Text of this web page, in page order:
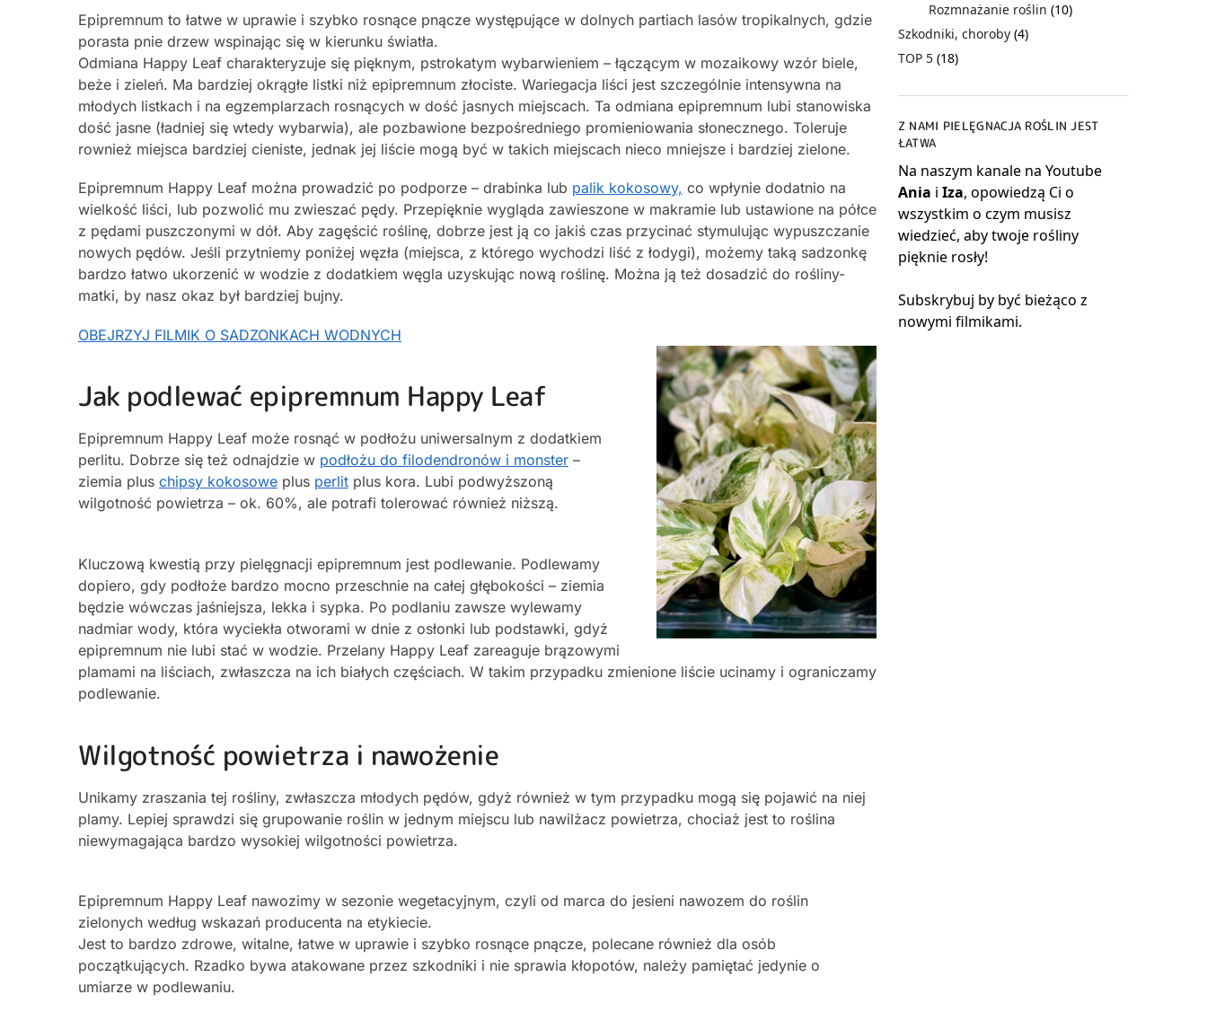
Epipremnum to łatwe w uprawie i szybko rosnące pnącze występujące w dolnych partiach lasów tropikalnych, gdzie
porasta pnie drzew wspinając się w kierunku światła.
Odmiana Happy Leaf charakteryzuje się pięknym, pstrokatym wybarwieniem – łączącym w mozaikowy wzór biele,
beże i zieleń. Ma bardziej okrągłe listki niż epipremnum złociste. Wariegacja liści jest szczególnie intensywna na
młodych listkach i na egzemplarzach rosnących w dość jasnych miejscach. Ta odmiana epipremnum lubi stanowiska
dość jasne (ładniej się wtedy wybarwia), ale pozbawione bezpośredniego promieniowania słonecznego. Toleruje
rownież miejsca bardziej cieniste, jednak jej liście mogą być w takich miejscach nieco mniejsze i bardziej zielone.
Epipremnum Happy Leaf można prowadzić po podporze – drabinka lub palik kokosowy, co wpłynie dodatnio na
wielkość liści, lub pozwolić mu zwieszać pędy. Przepięknie wygląda zawieszone w makramie lub ustawione na półce
z pędami puszczonymi w dół. Aby zagęścić roślinę, dobrze jest ją co jakiś czas przycinać stymulując wypuszczanie
nowych pędów. Jeśli przytniemy poniżej węzła (miejsca, z którego wychodzi liść z łodygi), możemy taką sadzonkę
bardzo łatwo ukorzenić w wodzie z dodatkiem węgla uzyskując nową roślinę. Można ją też dosadzić do rośliny-
matki, by nasz okaz był bardziej bujny.
OBEJRZYJ FILMIK O SADZONKACH WODNYCH
Jak podlewać epipremnum Happy Leaf
Epipremnum Happy Leaf może rosnąć w podłożu uniwersalnym z dodatkiem
perlitu. Dobrze się też odnajdzie w podłożu do filodendronów i monster –
ziemia plus chipsy kokosowe plus perlit plus kora. Lubi podwyższoną
wilgotność powietrza – ok. 60%, ale potrafi tolerować również niższą.
Kluczową kwestią przy pielęgnacji epipremnum jest podlewanie. Podlewamy
dopiero, gdy podłoże bardzo mocno przeschnie na całej głębokości – ziemia
będzie wówczas jaśniejsza, lekka i sypka. Po podlaniu zawsze wylewamy
nadmiar wody, która wyciekła otworami w dnie z osłonki lub podstawki, gdyż
epipremnum nie lubi stać w wodzie. Przelany Happy Leaf zareaguje brązowymi
plamami na liściach, zwłaszcza na ich białych częściach. W takim przypadku zmienione liście ucinamy i ograniczamy
podlewanie.
Wilgotność powietrza i nawożenie
Unikamy zraszania tej rośliny, zwłaszcza młodych pędów, gdyż również w tym przypadku mogą się pojawić na niej
plamy. Lepiej sprawdzi się grupowanie roślin w jednym miejscu lub nawilżacz powietrza, chociaż jest to roślina
niewymagająca bardzo wysokiej wilgotności powietrza.
Epipremnum Happy Leaf nawozimy w sezonie wegetacyjnym, czyli od marca do jesieni nawozem do roślin
zielonych według wskazań producenta na etykiecie.
Jest to bardzo zdrowe, witalne, łatwe w uprawie i szybko rosnące pnącze, polecane również dla osób
początkujących. Rzadko bywa atakowane przez szkodniki i nie sprawia kłopotów, należy pamiętać jedynie o
umiarze w podlewaniu.
Rozmnażanie roślin (10)
Szkodniki, choroby(4)
TOP 5(18)
Z NAMI PIELĘGNACJA ROŚLIN JEST
ŁATWA
Na naszym kanale na Youtube
Ania i Iza, opowiedzą Ci o
wszystkim o czym musisz
wiedzieć, aby twoje rośliny
pięknie rosły!
Subskrybuj by być bieżąco z
nowymi filmikami.